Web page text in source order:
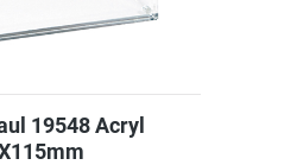
19548 Acryl